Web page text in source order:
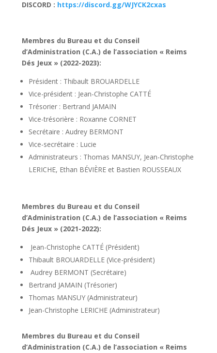
DISCORD : https://discord.gg/WJYCK2cxas
Membres du Bureau et du Conseil
d’Administration (C.A.) de l’association « Reims
Dés Jeux » (2022-2023):
Président : Thibault BROUARDELLE
Vice-président : Jean-Christophe CATTÉ
Trésorier : Bertrand JAMAIN
Vice-trésorière : Roxanne CORNET
Secrétaire : Audrey BERMONT
Vice-secrétaire : Lucie
Administrateurs : Thomas MANSUY, Jean-Christophe
LERICHE, Ethan BÉVIÈRE et Bastien ROUSSEAUX
Membres du Bureau et du Conseil
d’Administration (C.A.) de l’association « Reims
Dés Jeux » (2021-2022):
Jean-Christophe CATTÉ (Président)
Thibault BROUARDELLE (Vice-président)
Audrey BERMONT (Secrétaire)
Bertrand JAMAIN (Trésorier)
Thomas MANSUY (Administrateur)
Jean-Christophe LERICHE (Administrateur)
Membres du Bureau et du Conseil
d’Administration (C.A.) de l’association « Reims